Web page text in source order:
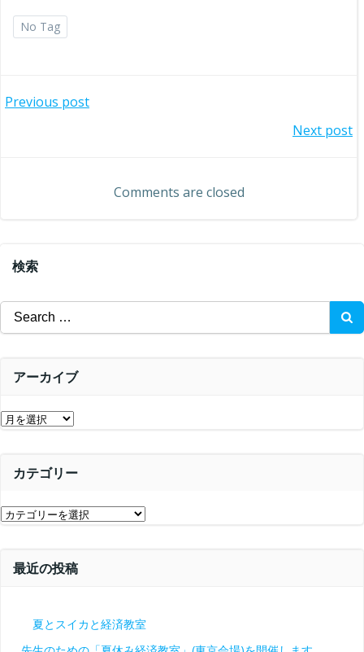
No Tag
投
ゲ
ー
シ
ョ
ン
Previous post
ビ
ゲ
ー
シ
ョ
Next post
Comments are closed
検索
Search
for:
アーカイブ
ア
カテゴリー
カ
最近の投稿
夏とスイカと経済教室